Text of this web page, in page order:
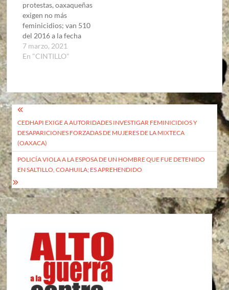
protestas, oaxaqueñas
exigen no más
feminicidios; van 510
del 2016 a la fecha
7 marzo, 2021
En "CINTILLO"
Navegación
de
entradas
CEDHAPI EXIGE A AUTORIDADES INVESTIGAR FEMINICIDIOS Y
DESAPARICIONES FORZADAS DE MUJERES DE LA MIXTECA
(OAXACA)
POLICÍA VIOLA A LA ESPOSA DE UN HOMBRE QUE FUE DETENIDO
EN SALTILLO, COAHUILA; ES APREHENDIDO